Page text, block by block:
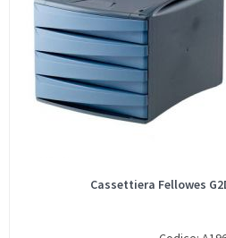
Cassettiera Fellowes